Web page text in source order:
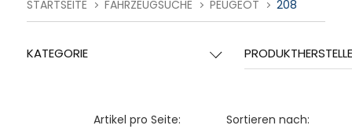
STARTSEITE FAHRZEUGSUCHE PEUGEOT 208
KATEGORIE
Sortieren nach:
Artikel pro Seite: